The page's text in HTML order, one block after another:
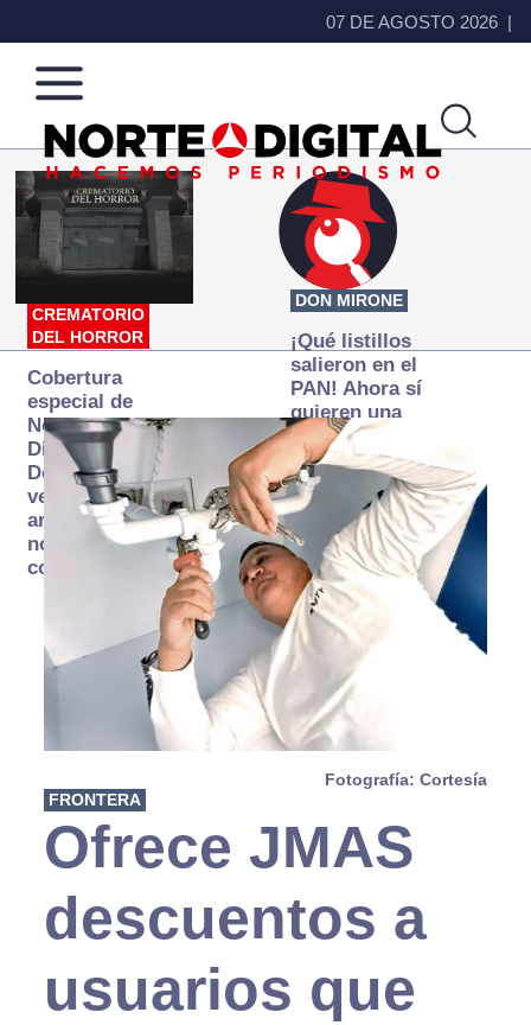
07 DE AGOSTO 2026
Norte
de
Ciudad
Más
que
noticias,
hacemos periodismo
CREMATORIO
DEL HORROR
Cobertura
especial de
Norte
Digital:
Donde la
verdad
arde… pero
no se
consume
DON MIRONE
¡Qué listillos
salieron en el
PAN! Ahora sí
quieren una
Fiscalía
autónoma… y
transexenal
Fotografía: Cortesía
FRONTERA
Ofrece JMAS
descuentos a
usuarios que